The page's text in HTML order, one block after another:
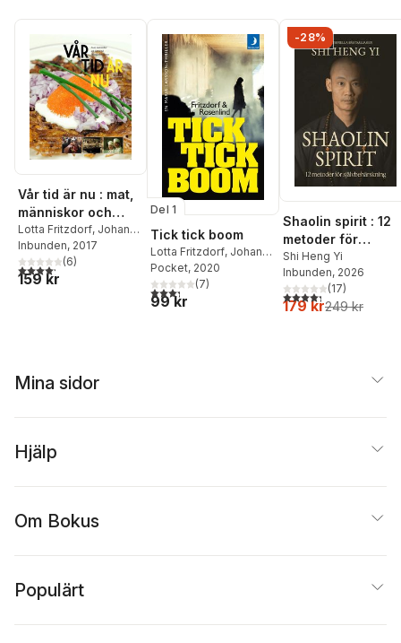
Vår tid är nu : mat,
människor och
möten på
Djurgårdskällaren
1945-1950
Lotta Fritzdorf, Johan
Rosenlind ,Maria
Alexén,Anders Avehall
Inbunden, 2017
4,2utav 5 stjärnor. Totalt antal röster:
(6)
159 kr
Del 1
Tick tick boom
Lotta Fritzdorf, Johan
Rosenlind
Pocket, 2020
3,3utav 5 stjärnor. Totalt antal röster:
(7)
99 kr
-28%
Shaolin spirit : 12
metoder för
självbehärskning
Shi Heng Yi
Inbunden, 2026
4,3utav 5 stjärnor.
(17)
179 kr249 kr
Mina sidor
Hjälp
Om Bokus
Populärt